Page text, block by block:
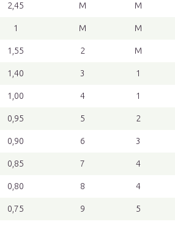
2,45 М М
1 М М
1,55 2 М
1,40 3 1
1,00 4 1
0,95 5 2
0,90 6 3
0,85 7 4
0,80 8 4
0,75 9 5